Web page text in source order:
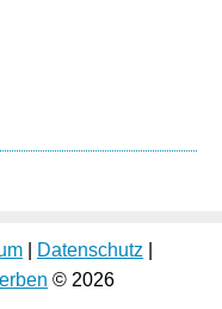
Datenschutz
© 2026